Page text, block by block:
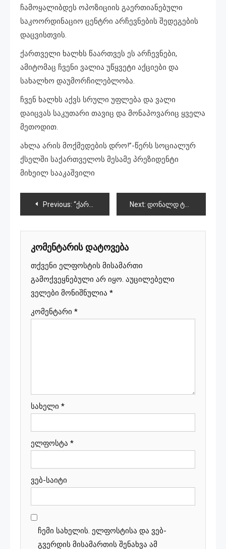
ჩამოყალიბდეს ოპოზიციის გაერთიანებული
საკოორდინაციო ცენტრი არჩევნების შედეგების
დაცვისთვის.
ქართველი ხალხს წაართვეს ეს არჩევნები,
ამიტომაც ჩვენი ვალია უწყვეტი აქციები და
სახალხო დაუმორჩილებლობა.
ჩვენ ხალხს აქვს სრული უფლება და ვალი
დაიცვას საკუთარი თავიც და მონაპოვარიც ყველა
მეთოდით.
ახლა არის მოქმედების დრო!”-წერს სოციალურ
ქსელში საქართველოს მესამე პრეზიდენტი
მიხეილ სააკაშვილი
პოსტის
ნავიგაცია
Previous: “ქართული ოცნება” ახალ პარლამენტში 89 დეპუტატით იქნება წარდგენილი Next: დონალდ ტრამპი ამერიკის 47-ე პრეზიდენტი გახდა
კომენტარის დატოვება
თქვენი ელფოსტის მისამართი
გამოქვეყნებული არ იყო. აუცილებელი
ველები მონიშნულია *
კომენტარი *
სახელი *
ელფოსტა *
ვებ-საიტი
ჩემი სახელის. ელფოსტისა და ვებ-
გვერდის მისამართის შენახვა ამ